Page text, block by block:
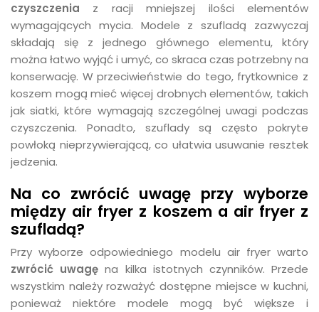
czyszczenia z racji mniejszej ilości elementów
wymagających mycia. Modele z szufladą zazwyczaj
składają się z jednego głównego elementu, który
można łatwo wyjąć i umyć, co skraca czas potrzebny na
konserwację. W przeciwieństwie do tego, frytkownice z
koszem mogą mieć więcej drobnych elementów, takich
jak siatki, które wymagają szczególnej uwagi podczas
czyszczenia. Ponadto, szuflady są często pokryte
powłoką nieprzywierającą, co ułatwia usuwanie resztek
jedzenia.
Na co zwrócić uwagę przy wyborze
między air fryer z koszem a air fryer z
szufladą?
Przy wyborze odpowiedniego modelu air fryer warto
zwrócić uwagę na kilka istotnych czynników. Przede
wszystkim należy rozważyć dostępne miejsce w kuchni,
ponieważ niektóre modele mogą być większe i